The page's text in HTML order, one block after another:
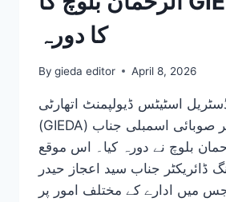
کا دورہ
By gieda editor April 8, 2026
اسٹیٹس ڈیولپمنٹ اتھارٹی
(GIEDA) کے دفتر میں ممبر صوبائی اسمبلی جناب
بلوچ نے دورہ کیا۔ اس موقع
ڈائریکٹر جناب سید اعجاز حیدر
میں ادارے کے مختلف امور پر